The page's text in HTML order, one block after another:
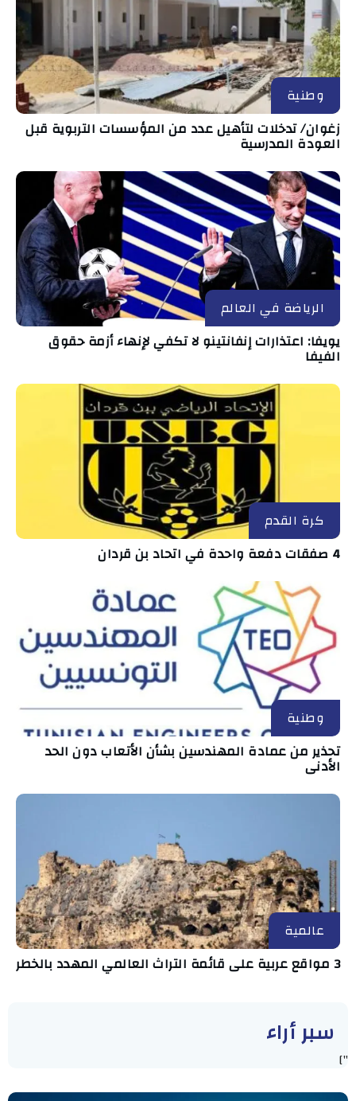
وطنية
زغوان/ تدخلات لتأهيل عدد من المؤسسات التربوية قبل
العودة المدرسية
الرياضة في العالم
يويفا: اعتذارات إنفانتينو لا تكفي لإنهاء أزمة حقوق
الفيفا
كرة القدم
4 صفقات دفعة واحدة في اتحاد بن قردان
وطنية
تحذير من عمادة المهندسين بشأن الأتعاب دون الحد
الأدنى
عالمية
3 مواقع عربية على قائمة التراث العالمي المهدد بالخطر
سبر أراء
"]